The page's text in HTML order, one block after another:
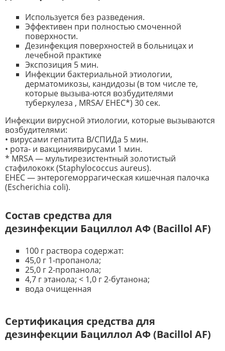
Используется без разведения.
Эффективен при полностью смоченной
поверхности.
Дезинфекция поверхностей в больницах и
лечебной практике
Экспозиция 5 мин.
Инфекции бактериальной этиологии,
дерматомикозы, кандидозы (в том числе те,
которые вызыва-ются возбудителями
туберкулеза , MRSA/ EHEC*) 30 сек.
Инфекции вирусной этиологии, которые вызываются
возбудителями:
• вирусами гепатита В/СПИДа 5 мин.
• рота- и вакциниявирусами 1 мин.
* MRSA — мультирезистентный золотистый
стафилококк (Staphylococcus aureus).
EHEC — энтерогеморрагическая кишечная палочка
(Escherichia coli).
Состав средства для
дезинфекции Бациллол AФ (Bacillol AF)
100 г раствора содержат:
45,0 г 1-пропанола;
25,0 г 2-пропанола;
4,7 г этанола; < 1,0 г 2-бутанона;
вода очищенная
Сертификация средства для
дезинфекции Бациллол AФ (Bacillol AF)